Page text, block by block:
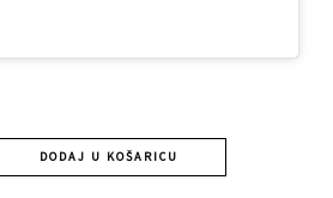
DODAJ U KOŠARICU